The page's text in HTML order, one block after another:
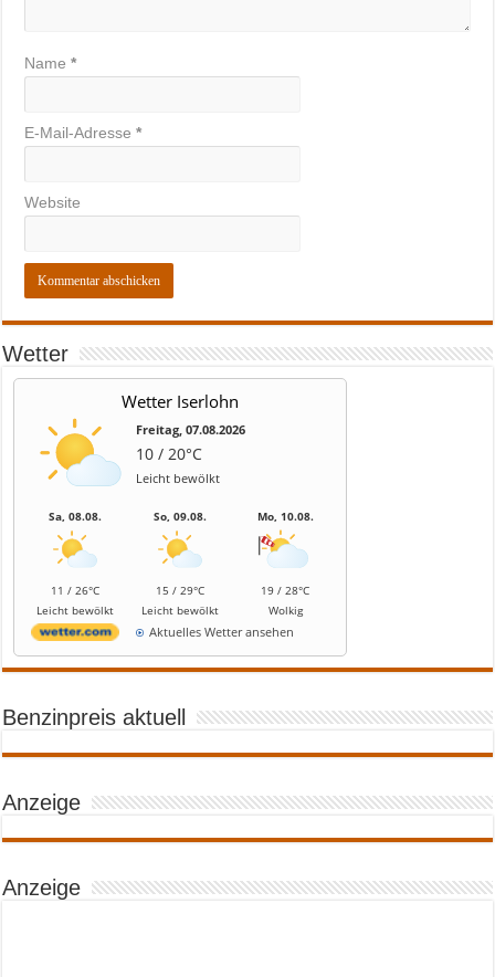
Name*
E-Mail-Adresse*
Website
Wetter
Wetter Iserlohn
Freitag, 07.08.2026
10 / 20°C
Leicht bewölkt
Sa, 08.08.
11 / 26°C
Leicht bewölkt
So, 09.08.
15 / 29°C
Leicht bewölkt
Mo, 10.08.
19 / 28°C
Wolkig
Aktuelles Wetter ansehen
Benzinpreis aktuell
Anzeige
Anzeige